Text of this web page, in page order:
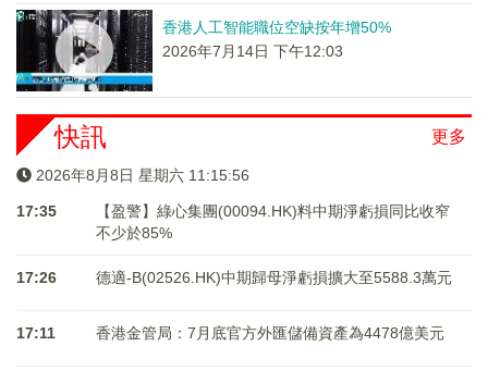
香港人工智能職位空缺按年增50%
2026年7月14日 下午12:03
更多
快訊
2026年8月8日 星期六 11:15:56
17:35
【盈警】綠心集團(00094.HK)料中期淨虧損同比收窄
不少於85%
17:26 德適-B(02526.HK)中期歸母淨虧損擴大至5588.3萬元
17:11 香港金管局：7月底官方外匯儲備資產為4478億美元